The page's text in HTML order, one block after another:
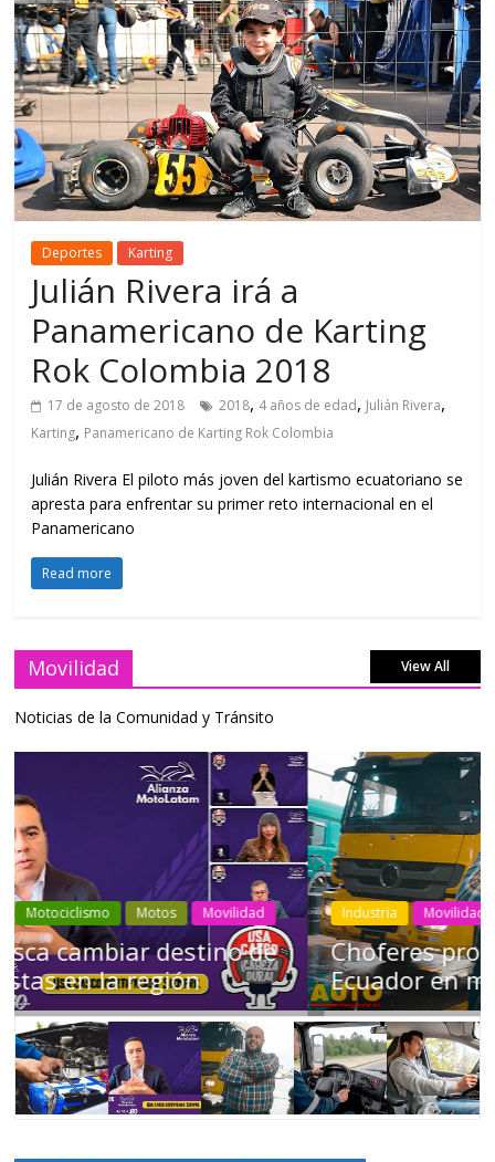
Deportes Karting
Julián Rivera irá a
Panamericano de Karting
Rok Colombia 2018
17 de agosto de 2018 2018, 4 años de edad, Julián Rivera,
Karting, Panamericano de Karting Rok Colombia
Julián Rivera El piloto más joven del kartismo ecuatoriano se
apresta para enfrentar su primer reto internacional en el
Panamericano
Read more
Movilidad View All
Noticias de la Comunidad y Tránsito
Industria Movilidad Transporte Varios
Choferes profesionales mantienen a
Ecuador en movimiento